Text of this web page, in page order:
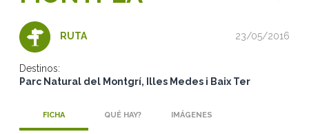
RUTA 23/05/2016
Destinos:
Parc Natural del Montgrí, Illes Medes i Baix Ter
FICHA QUÉ HAY? IMÁGENES